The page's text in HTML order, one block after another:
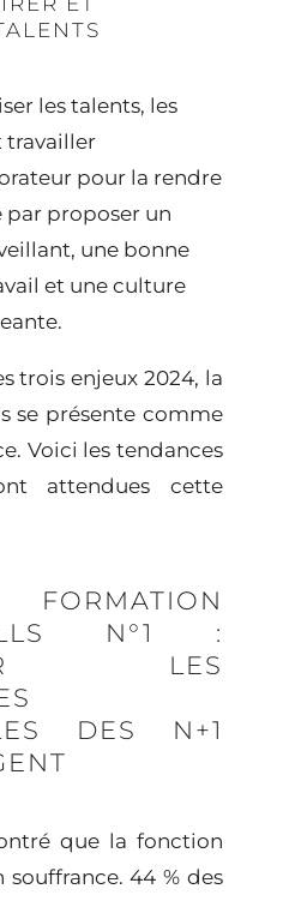
les talents, les
travailler
pour la rendre
par proposer un
une bonne
et une culture
trois enjeux 2024, la
se présente comme
Voici les tendances
attendues cette
N°1 :
LES
DES N+1
que la fonction
44 % des